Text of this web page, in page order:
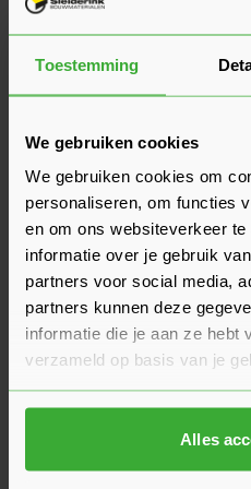
Toestemming
We gebruiken cookies
We gebruiken cookies om
personaliseren, om functies
en om ons websiteverkeer
informatie over je gebruik
partners voor social media,
partners kunnen deze
informatie die je aan ze hebt
verzameld op basis van je
Alles
OSB 22 mm?
Bij het verwerken van OSB
toepassing. Bij een vloer leg je
randen altijd rekening met
Bevestig de platen daarna met
de houten draagstructuur.
als dakbeschot? Dan moet de
dakconstructie.
Bekijk het stappenplan
mm
22mm OSB
Bij Sleiderink bestel je OSB